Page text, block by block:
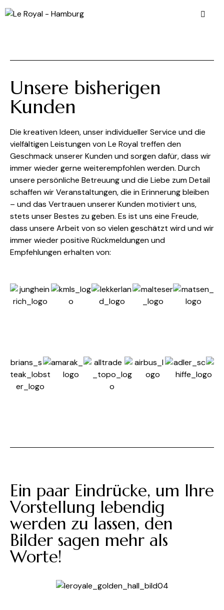
Unsere bisherigen
Kunden
Die kreativen Ideen, unser individueller Service und die
vielfältigen Leistungen von Le Royal treffen den
Geschmack unserer Kunden und sorgen dafür, dass wir
immer wieder gerne weiterempfohlen werden. Durch
unsere persönliche Betreuung und die Liebe zum Detail
schaffen wir Veranstaltungen, die in Erinnerung bleiben
– und das Vertrauen unserer Kunden motiviert uns,
stets unser Bestes zu geben. Es ist uns eine Freude,
dass unsere Arbeit von so vielen geschätzt wird und wir
immer wieder positive Rückmeldungen und
Empfehlungen erhalten von:
Ein paar Eindrücke, um Ihre
Vorstellung lebendig
werden zu lassen, den
Bilder sagen mehr als
Worte!